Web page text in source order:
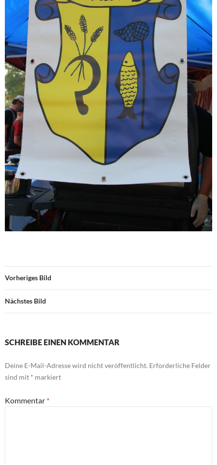
Vorheriges Bild
Nächstes Bild
SCHREIBE EINEN KOMMENTAR
Deine E-Mail-Adresse wird nicht veröffentlicht. Erforderliche Felder
sind mit * markiert
Kommentar *